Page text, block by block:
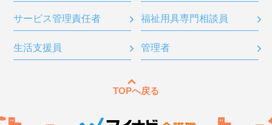
サービス管理責任者 福祉用具専門相談員
生活支援員 管理者
TOPへ戻る